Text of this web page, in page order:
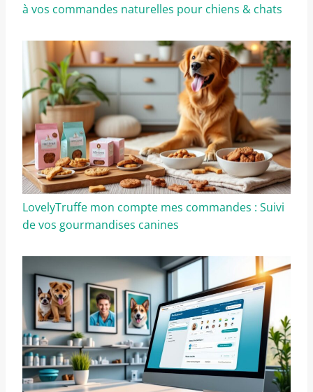
à vos commandes naturelles pour chiens & chats
LovelyTruffe mon compte mes commandes : Suivi
de vos gourmandises canines